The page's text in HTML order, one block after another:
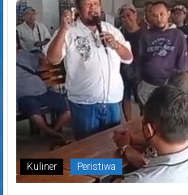
Kuliner Peristiwa